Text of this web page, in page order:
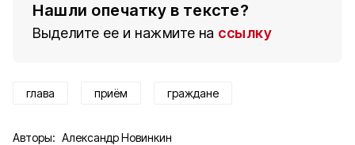
Нашли опечатку в тексте?
Выделите ее и нажмите на ссылку
глава приём граждане
Авторы: Александр Новинкин